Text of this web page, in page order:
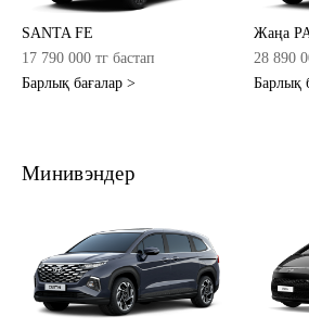
SANTA FE
17 790 000 тг бастап
Барлық бағалар >
Жаңа
28 890
Барлық
Минивэндер